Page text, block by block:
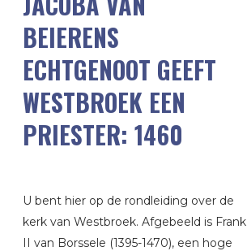
BEIERENS
ECHTGENOOT GEEFT
WESTBROEK EEN
PRIESTER: 1460
U bent hier op de rondleiding over de
kerk van Westbroek. Afgebeeld is Frank
II van Borssele (1395-1470), een hoge